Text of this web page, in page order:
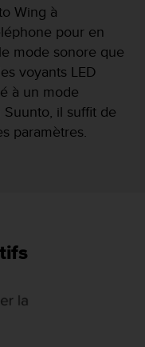
Wing à
pour en
mode sonore que
voyants LED
à un mode
Suunto, il suffit de
paramètres.